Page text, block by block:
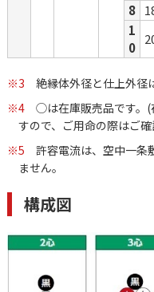
8
1
0
※3 絶縁体外径と仕上外径
※4 ◯は在庫販売品です。(
すので、ご用命の際はご確
※5 許容電流は、空中一条
ません。
構成図